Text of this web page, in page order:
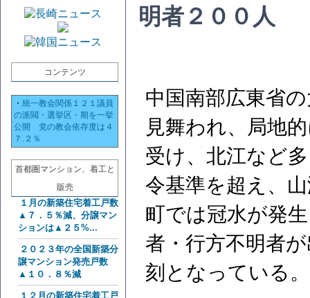
コンテンツ
・ 統一教会関係１２１議員
の派閥・選挙区・期を一挙
公開 党の教会依存度は４
７.２％
首都圏マンション、着工と
販売
１月の新築住宅着工戸数
▲７．５％減、分譲マン
ションは▲２５%...
２０２３年の全国新築分
譲マンション発売戸数
▲１０．８％減
１２月の新築住宅着工戸
明者２００人
中国南部広東省
見舞われ、局地
受け、北江など
令基準を超え、
町では冠水が発
者・行方不明者
刻となっている。